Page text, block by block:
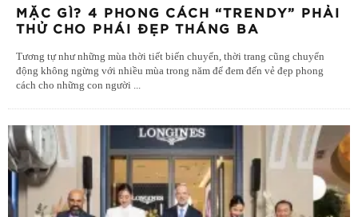
MẶC GÌ? 4 PHONG CÁCH “TRENDY” PHẢI
THỬ CHO PHÁI ĐẸP THÁNG BA
Tương tự như những mùa thời tiết biến chuyển, thời trang cũng chuyển
động không ngừng với nhiều mùa trong năm để đem đến vẻ đẹp phong
cách cho những con người ...